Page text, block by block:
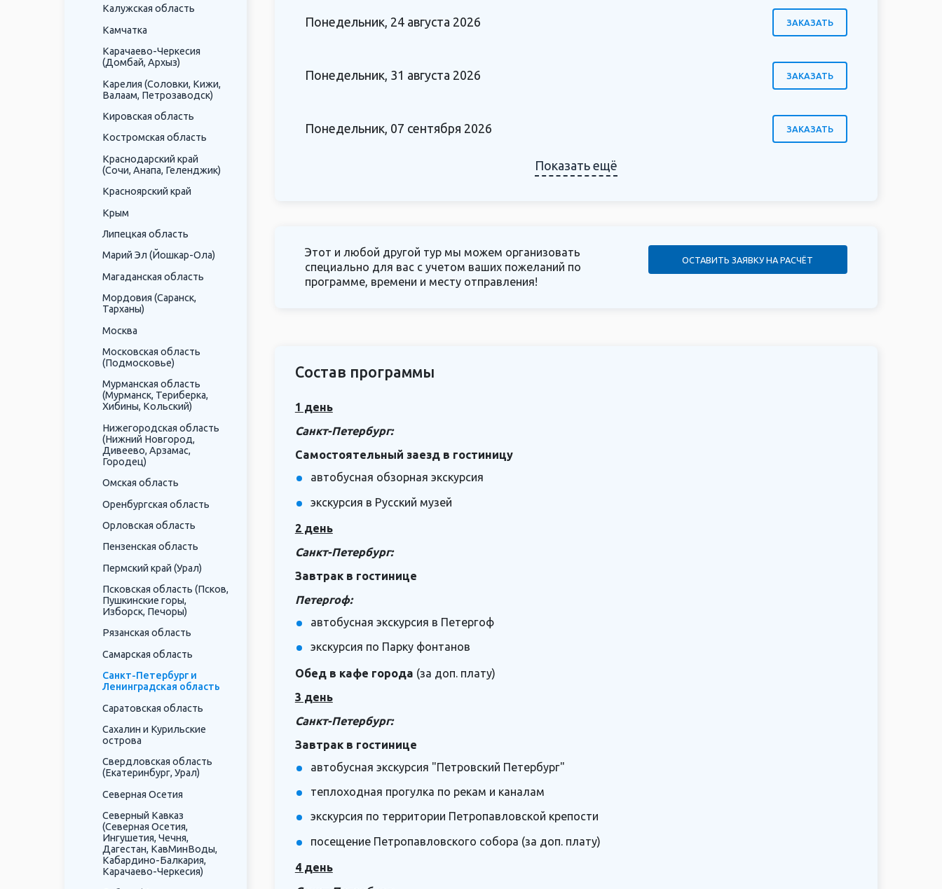
Калужская область
Камчатка
Карачаево-Черкесия
(Домбай, Архыз)
Карелия (Соловки, Кижи,
Валаам, Петрозаводск)
Кировская область
Костромская область
Краснодарский край
(Сочи, Анапа, Геленджик)
Красноярский край
Крым
Липецкая область
Марий Эл (Йошкар-Ола)
Магаданская область
Мордовия (Саранск,
Тарханы)
Москва
Московская область
(Подмосковье)
Мурманская область
(Мурманск, Териберка,
Хибины, Кольский)
Нижегородская область
(Нижний Новгород,
Дивеево, Арзамас,
Городец)
Омская область
Оренбургская область
Орловская область
Пензенская область
Пермский край (Урал)
Псковская область (Псков,
Пушкинские горы,
Изборск, Печоры)
Рязанская область
Самарская область
Санкт-Петербург и
Ленинградская область
Саратовская область
Сахалин и Курильские
острова
Свердловская область
(Екатеринбург, Урал)
Северная Осетия
Северный Кавказ
(Северная Осетия,
Ингушетия, Чечня,
Дагестан, КавМинВоды,
Кабардино-Балкария,
Карачаево-Черкесия)
Понедельник, 24 августа 2026 ЗАКАЗАТЬ
Понедельник, 31 августа 2026 ЗАКАЗАТЬ
Понедельник, 07 сентября 2026 ЗАКАЗАТЬ
Показать ещё
Этот и любой другой тур мы можем организовать
специально для вас с учетом ваших пожеланий по
программе, времени и месту отправления!
ОСТАВИТЬ ЗАЯВКУ НА РАСЧЁТ
Состав программы
1 день
Санкт-Петербург:
Самостоятельный заезд в гостиницу
автобусная обзорная экскурсия
экскурсия в Русский музей
2 день
Санкт-Петербург:
Завтрак в гостинице
Петергоф:
автобусная экскурсия в Петергоф
экскурсия по Парку фонтанов
Обед в кафе города (за доп. плату)
3 день
Санкт-Петербург:
Завтрак в гостинице
автобусная экскурсия "Петровский Петербург"
теплоходная прогулка по рекам и каналам
экскурсия по территории Петропавловской крепости
посещение Петропавловского собора (за доп. плату)
4 день